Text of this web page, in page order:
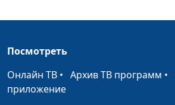
Воскрешение Лазаря через 4 дня
Иоанну 11:1-45
Посмотреть
Онлайн ТВ • Архив ТВ программ •
приложение